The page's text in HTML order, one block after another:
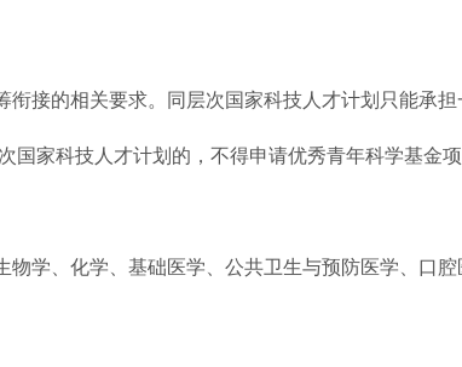
衔接的相关要求。同层次国家科技人才计划只能承担
国家科技人才计划的，不得申请优秀青年科学基金
物学、化学、基础医学、公共卫生与预防医学、口